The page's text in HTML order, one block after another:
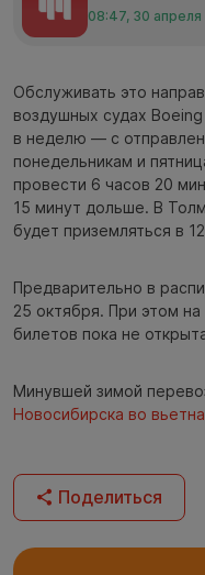
08:47, 30 апреля
Обслуживать это
воздушных судах
в неделю — с
понедельникам и
провести 6 часов 20
15 минут дольше. В
будет приземляться в
Предварительно в
25 октября. При этом
билетов пока не
Минувшей зимой
Новосибирска во
Поделиться